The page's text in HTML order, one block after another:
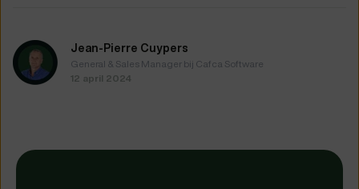
Jean-Pierre Cuypers
General & Sales Manager bij Cafca Software
12 april 2024